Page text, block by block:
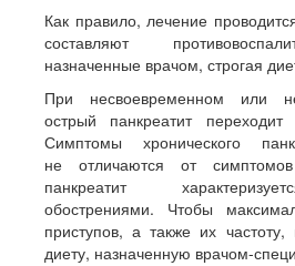
Как правило, лечение
составляют
назначенные врачом, строгая
При несвоевременном или
острый панкреатит
Симптомы хронического
не отличаются от
панкреатит
обострениями. Чтобы
приступов, а также их
диету, назначенную врачом-